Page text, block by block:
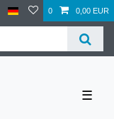
0 0,00 EUR
☰